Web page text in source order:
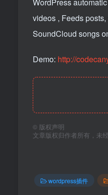
WordPress
videos , Feeds
SoundCloud songs
Demo: http://
© 版权声明
文章版权归作者所有，未
wordpress插件